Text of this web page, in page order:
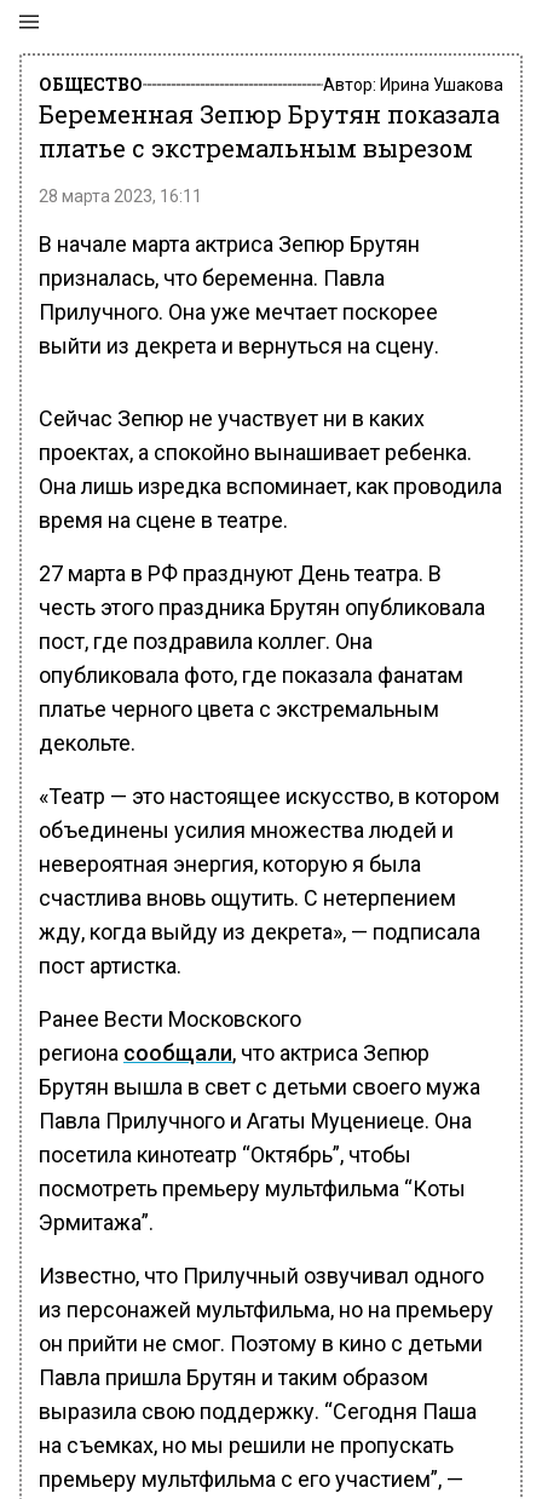
ОБЩЕСТВО Автор: Ирина Ушакова
Беременная Зепюр Брутян показала
платье с экстремальным вырезом
28 марта 2023, 16:11
В начале марта актриса Зепюр Брутян
призналась, что беременна. Павла
Прилучного. Она уже мечтает поскорее
выйти из декрета и вернуться на сцену.
Сейчас Зепюр не участвует ни в каких
проектах, а спокойно вынашивает ребенка.
Она лишь изредка вспоминает, как проводила
время на сцене в театре.
27 марта в РФ празднуют День театра. В
честь этого праздника Брутян опубликовала
пост, где поздравила коллег. Она
опубликовала фото, где показала фанатам
платье черного цвета с экстремальным
декольте.
«Театр — это настоящее искусство, в котором
объединены усилия множества людей и
невероятная энергия, которую я была
счастлива вновь ощутить. С нетерпением
жду, когда выйду из декрета», — подписала
пост артистка.
Ранее Вести Московского
региона сообщали, что актриса Зепюр
Брутян вышла в свет с детьми своего мужа
Павла Прилучного и Агаты Муцениеце. Она
посетила кинотеатр “Октябрь”, чтобы
посмотреть премьеру мультфильма “Коты
Эрмитажа”.
Известно, что Прилучный озвучивал одного
из персонажей мультфильма, но на премьеру
он прийти не смог. Поэтому в кино с детьми
Павла пришла Брутян и таким образом
выразила свою поддержку. “Сегодня Паша
на съемках, но мы решили не пропускать
премьеру мультфильма с его участием”, —